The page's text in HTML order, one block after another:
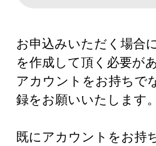
お申込みいただく場合
を作成して頂く必要が
アカウントをお持ちで
録をお願いいたします。
既にアカウントをお持